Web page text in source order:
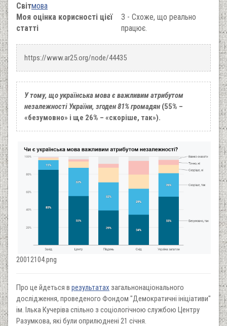
Світмова
Моя оцінка корисності цієї
статті
3 - Схоже, що реально
працює.
https://www.ar25.org/node/44435
У тому, що українська мова є важливим атрибутом
незалежності України, згоден 81% громадян (55% –
«безумовно» і ще 26% – «скоріше, так»).
20012104.png
Про це йдеться в результатах загальнонаціонального
дослідження, проведеного Фондом "Демократичні ініціативи"
ім. Ілька Кучеріва спільно з соціологічною службою Центру
Разумкова, які були оприлюднені 21 січня.